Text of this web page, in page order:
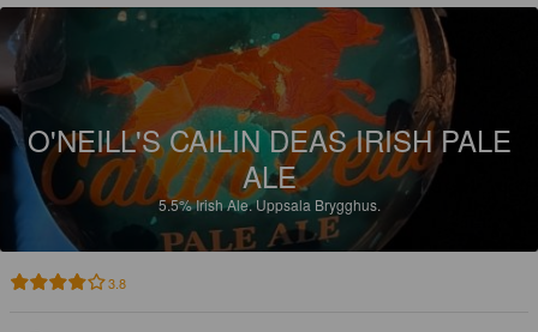
O'NEILL'S CAILIN DEAS IRISH PALE
ALE
5.5%Irish Ale.Uppsala Brygghus.
3.8